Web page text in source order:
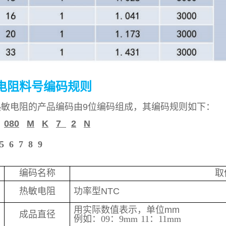
阻料号编码规则
电阻的产品编码由9位编码组成，其编码规则如下：
080
M K 7 2 N
6 7 8 9
编码名称
取
热敏电阻
功率型NTC
成品直径
用实际数值表示，单位mm
例如 ： 09： 9mm 11 ： 11mm